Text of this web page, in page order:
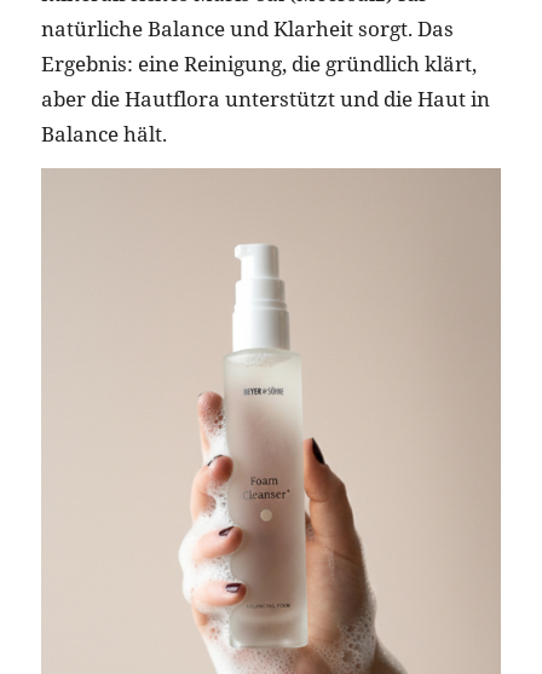
natürliche Balance und Klarheit sorgt. Das
Ergebnis: eine Reinigung, die gründlich klärt,
aber die Hautflora unterstützt und die Haut in
Balance hält.